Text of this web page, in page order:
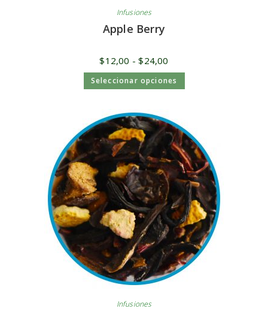
Infusiones
Apple Berry
$12,00 - $24,00
Seleccionar opciones
Infusiones